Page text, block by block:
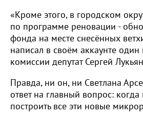
«Кроме этого, в городском
по программе реновации -
фонда на месте снесённых
написал в своём аккаунте один
комиссии депутат Сергей
Правда, ни он, ни Светлана
ответ на главный вопрос: когда
построить все эти новые